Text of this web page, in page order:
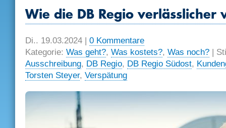
Wie die DB Regio verlässlicher
Di.. 19.03.2024 | 0 Kommentare
Kategorie: Was geht?, Was kostets?, Was noch? |
Ausschreibung, DB Regio, DB Regio Südost,
Torsten Steyer, Verspätung